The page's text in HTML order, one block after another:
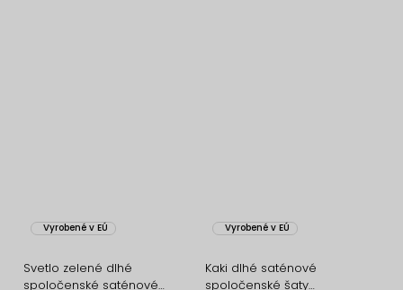
Vyrobené v EÚ
Svetlo zelené dlhé
spoločenské saténové
Vyrobené v EÚ
Kaki dlhé saténové
spoločenské šaty